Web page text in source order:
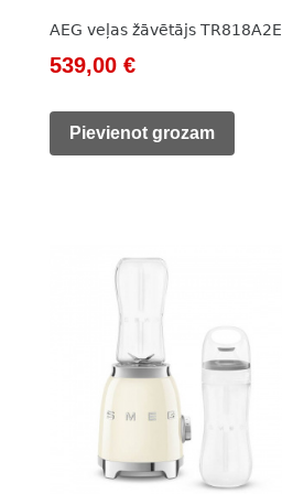
AEG veļas žāvētājs TR818A2E
Original
was:
539,00€Current
is:
Pievienot grozam